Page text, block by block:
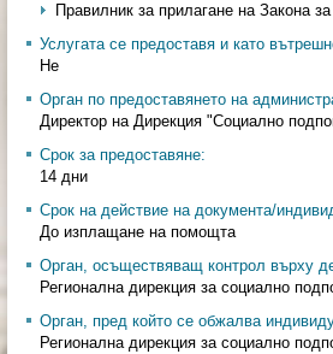
Правилник за прилагане на Закона
Услугата се предоставя и като
Не
Орган по предоставянето на
Директор на Дирекция "Социално
Срок за предоставяне:
14 дни
Срок на действие на документа/
До изплащане на помощта
Орган, осъществяващ контрол върху
Регионална дирекция за социално
Орган, пред който се обжалва
Регионална дирекция за социално